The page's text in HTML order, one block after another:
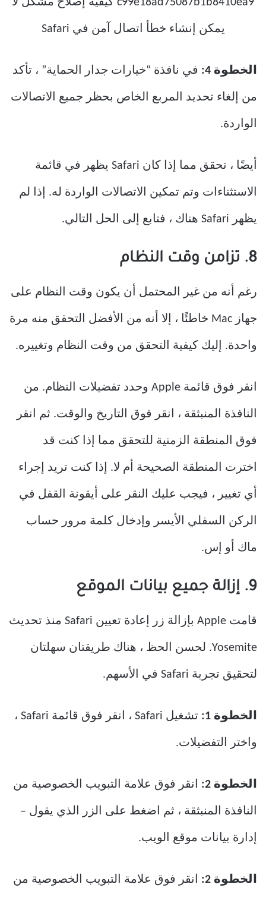
الخطوة 4: في نافذة “خيارات جدار الحماية” ، تأكد
من إلغاء تحديد المربع الخاص بحظر جميع الاتصالات
الواردة.
أيضًا ، تحقق مما إذا كان Safari يظهر في قائمة
الاستثناءات وتم تمكين الاتصالات الواردة له. إذا لم
يظهر Safari هناك ، فتابع إلى الحل التالي.
8. تزامن وقت النظام
رغم أنه من غير المحتمل أن يكون وقت النظام على
جهاز Mac خاطئًا ، إلا أنه من الأفضل التحقق منه مرة
واحدة. إليك كيفية التحقق من وقت النظام وتغييره.
انقر فوق قائمة Apple وحدد تفضيلات النظام. من
النافذة المنبثقة ، انقر فوق التاريخ والوقت. ثم انقر
فوق المنطقة الزمنية للتحقق مما إذا كنت قد
اخترت المنطقة الصحيحة أم لا. إذا كنت تريد إجراء
أي تغيير ، فيجب عليك النقر على أيقونة القفل في
الركن السفلي الأيسر وإدخال كلمة مرور حساب
ماك أو إس.
9. إزالة جميع بيانات الموقع
قامت Apple بإزالة زر إعادة تعيين Safari منذ تحديث
Yosemite. لحسن الحظ ، هناك طريقتان سهلتان
لتحقيق تجربة Safari في الأسهم.
الخطوة 1: تشغيل Safari ، انقر فوق قائمة Safari ،
واختر التفضيلات.
الخطوة 2: انقر فوق علامة التبويب الخصوصية من
النافذة المنبثقة ، ثم اضغط على الزر الذي يقول –
إدارة بيانات موقع الويب.
الخطوة 2: انقر فوق علامة التبويب الخصوصية من